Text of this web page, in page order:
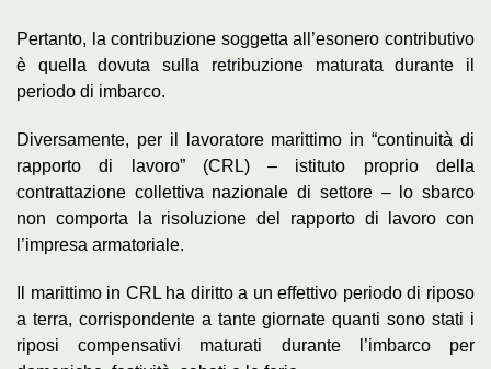
Pertanto, la contribuzione soggetta all’esonero contributivo
è quella dovuta sulla retribuzione maturata durante il
periodo di imbarco.
Diversamente, per il lavoratore marittimo in “continuità di
rapporto di lavoro” (CRL) – istituto proprio della
contrattazione collettiva nazionale di settore – lo sbarco
non comporta la risoluzione del rapporto di lavoro con
l’impresa armatoriale.
Il marittimo in CRL ha diritto a un effettivo periodo di riposo
a terra, corrispondente a tante giornate quanti sono stati i
riposi compensativi maturati durante l’imbarco per